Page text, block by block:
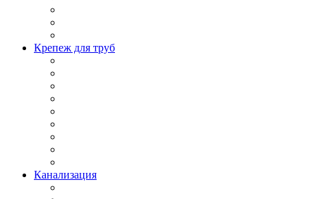
Крепеж для труб
Канализация